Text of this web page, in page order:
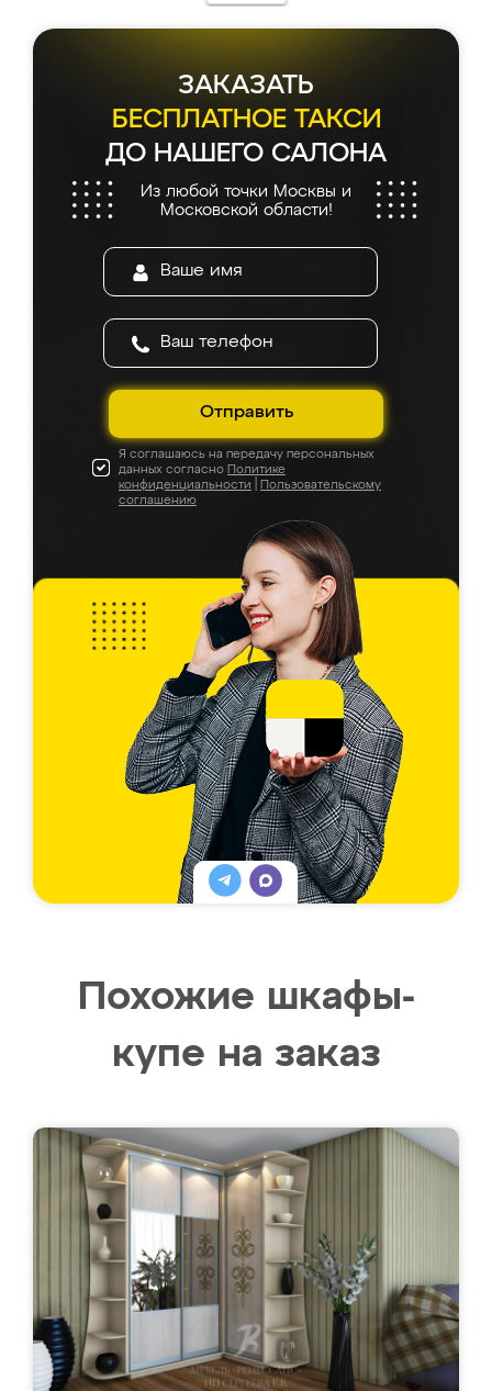
ЗАКАЗАТЬ
БЕСПЛАТНОЕ ТАКСИ
ДО НАШЕГО САЛОНА
Из любой точки Москвы и
Московской области!
Отправить
Я соглашаюсь на передачу персональных
данных согласно Политике
конфиденциальности
Пользовательскому
соглашению
Похожие шкафы-
купе на заказ